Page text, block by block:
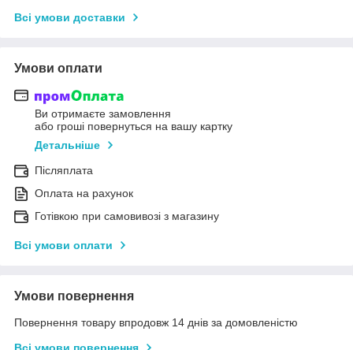
Всі умови доставки
Умови оплати
Ви отримаєте замовлення
або гроші повернуться на вашу картку
Детальніше
Післяплата
Оплата на рахунок
Готівкою при самовивозі з магазину
Всі умови оплати
Умови повернення
Повернення товару впродовж 14 днів за домовленістю